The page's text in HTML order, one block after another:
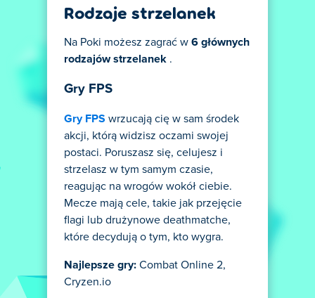
Rodzaje strzelanek
Na Poki możesz zagrać w 6 głównych
rodzajów strzelanek .
Gry FPS
Gry FPS wrzucają cię w sam środek
akcji, którą widzisz oczami swojej
postaci. Poruszasz się, celujesz i
strzelasz w tym samym czasie,
reagując na wrogów wokół ciebie.
Mecze mają cele, takie jak przejęcie
flagi lub drużynowe deathmatche,
które decydują o tym, kto wygra.
Najlepsze gry: Combat Online 2,
Cryzen.io